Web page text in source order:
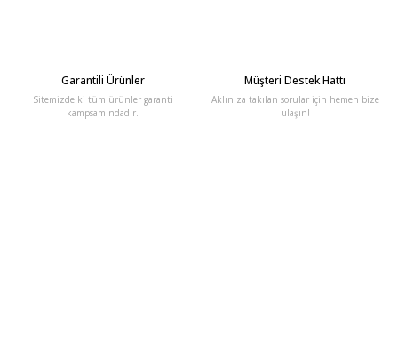
Garantili Ürünler
Sitemizde ki tüm ürünler garanti
kampsamındadır.
Müşteri Destek Hattı
Aklınıza takılan sorular için hemen bize
ulaşın!